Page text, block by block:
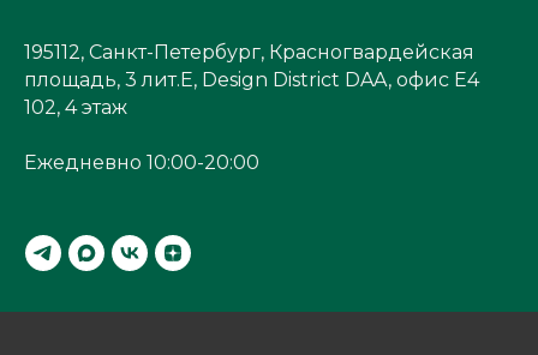
195112, Санкт-Петербург, Красногвардейская
площадь, 3 лит.Е, Design District DAA, офис Е4
102, 4 этаж
Ежедневно 10:00-20:00